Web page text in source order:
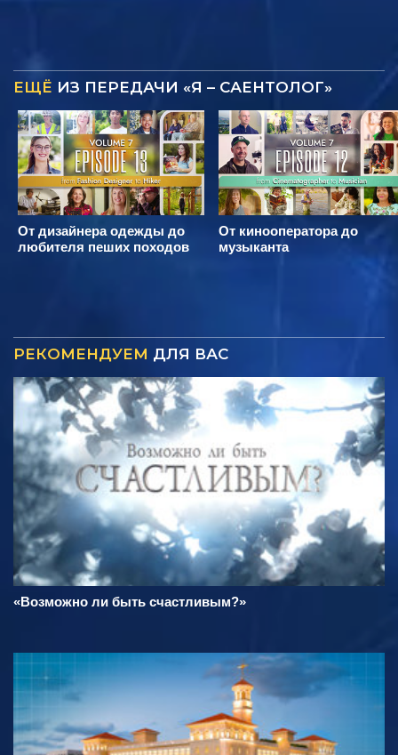
ЕЩЁ ИЗ ПЕРЕДАЧИ «Я – САЕНТОЛОГ»
От дизайнера одежды до
любителя пеших походов
От кинооператора до
музыканта
РЕКОМЕНДУЕМ ДЛЯ ВАС
«Возможно ли быть счастливым?»